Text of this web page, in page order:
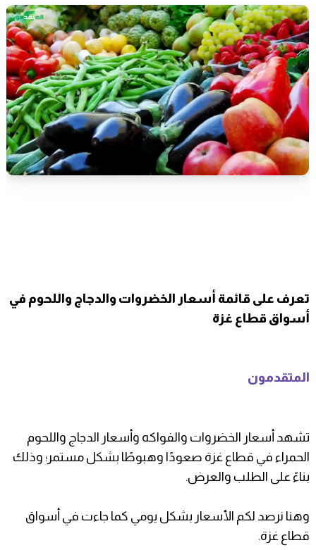
تعرف على قائمة أسعار الخضروات والدجاج واللحوم في
أسواق قطاع غزة
المتقدمون
تشهد أسعار الخضروات والفواكه وأسعار الدجاج واللحوم
الحمراء في قطاع غزة صعودًا وهبوطًا بشكل مستمر؛ وذلك
بناءً على الطلب والعرض.
وهنا نرصد لكم الأسعار بشكل يومي كما جاءت في أسواق
قطاع غزة.